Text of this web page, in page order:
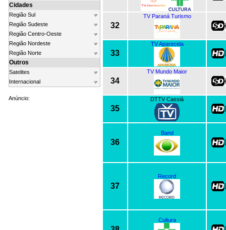
Cidades
Região Sul
Região Sudeste
Região Centro-Oeste
Região Nordeste
Região Norte
Outros
Satelites
Internacional
Anúncio:
32
TV Paraná Turismo
33
TV Aparecida
34
TV Mundo Maior
35
DTTV Cassiá
36
Band
37
Record
Cultura